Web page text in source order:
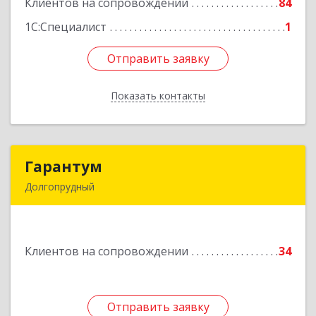
1С:Специалист
1
Отправить заявку
Показать контакты
Подробнее
Отправить заявку
Назад
Гарантум
Долгопрудный
Клиентов на сопровождении 34
Отправить заявку
Подробнее
Отправить заявку